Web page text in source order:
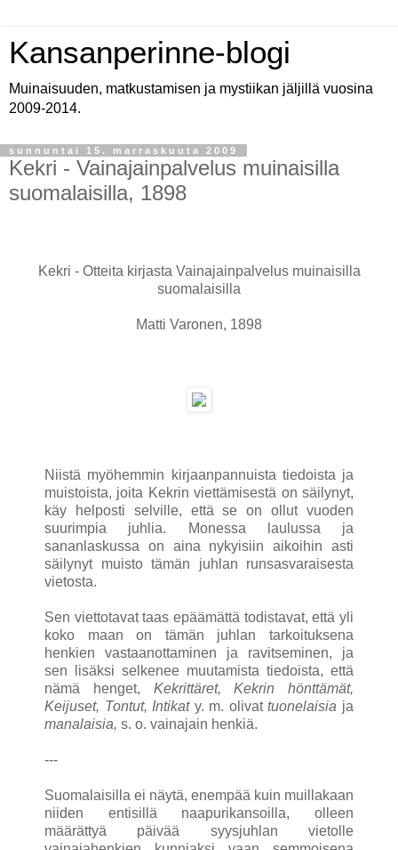
Kansanperinne-blogi
Muinaisuuden, matkustamisen ja mystiikan jäljillä vuosina
2009-2014.
sunnuntai 15. marraskuuta 2009
Kekri - Vainajainpalvelus muinaisilla
suomalaisilla, 1898
Kekri - Otteita kirjasta Vainajainpalvelus muinaisilla
suomalaisilla
Matti Varonen, 1898
Niistä myöhemmin kirjaanpannuista tiedoista ja
muistoista, joita Kekrin viettämisestä on säilynyt,
käy helposti selville, että se on ollut vuoden
suurimpia juhlia. Monessa laulussa ja
sananlaskussa on aina nykyisiin aikoihin asti
säilynyt muisto tämän juhlan runsasvaraisesta
vietosta.
Sen viettotavat taas epäämättä todistavat, että yli
koko maan on tämän juhlan tarkoituksena
henkien vastaanottaminen ja ravitseminen, ja
sen lisäksi selkenee muutamista tiedoista, että
nämä henget, Kekrittäret, Kekrin hönttämät,
Keijuset, Tontut, Intikaty. m. olivattuonelaisia ja
manalaisia, s. o. vainajain henkiä.
---
Suomalaisilla ei näytä, enempää kuin muillakaan
niiden entisillä naapurikansoilla, olleen
määrättyä päivää syysjuhlan vietolle